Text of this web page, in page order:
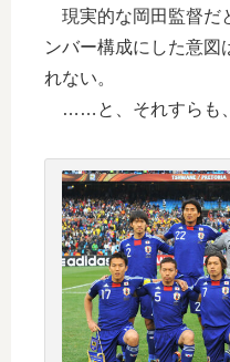
現実的な岡田監督だ
ンバー構成にした意図
れない。
……と、それすらも